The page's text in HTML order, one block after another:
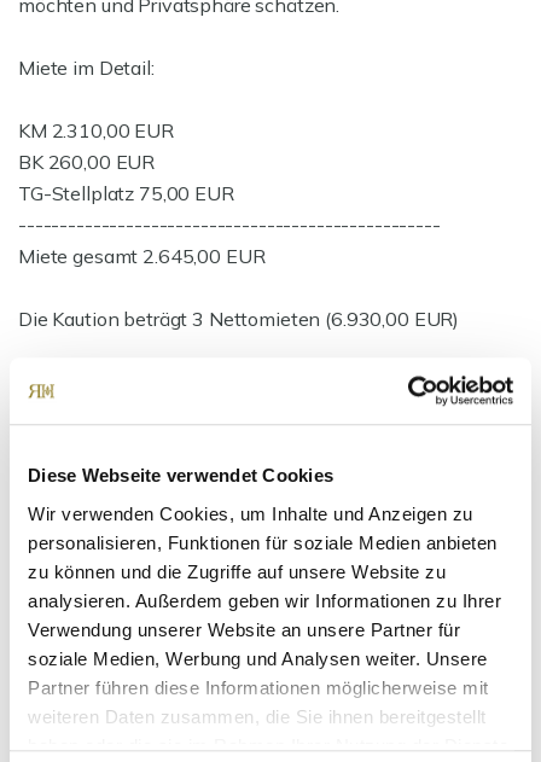
Diese Webseite verwendet Cookies
Wir verwenden Cookies, um Inhalte und Anzeigen zu
personalisieren, Funktionen für soziale Medien anbieten
zu können und die Zugriffe auf unsere Website zu
analysieren. Außerdem geben wir Informationen zu Ihrer
Verwendung unserer Website an unsere Partner für
soziale Medien, Werbung und Analysen weiter. Unsere
Partner führen diese Informationen möglicherweise mit
weiteren Daten zusammen, die Sie ihnen bereitgestellt
haben oder die sie im Rahmen Ihrer Nutzung der Dienste
möchten und Privatsphäre schätzen.
Miete im Detail:
KM 2.310,00 EUR
BK 260,00 EUR
TG-Stellplatz 75,00 EUR
---------------------------------------------------
Miete gesamt 2.645,00 EUR
Die Kaution beträgt 3 Nettomieten (6.930,00 EUR)
Ansprechpartner
Telefon: 00498990932007